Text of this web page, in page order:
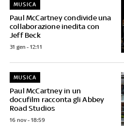
Paul McCartney condivide una
collaborazione inedita con
Jeff Beck
MUSICA
31 gen - 12:11
Paul McCartney in un
docufilm racconta gli Abbey
Road Studios
MUSICA
16 nov - 18:59